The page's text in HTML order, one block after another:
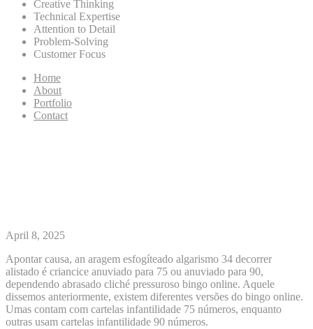
Creative Thinking
Technical Expertise
Attention to Detail
Problem-Solving
Customer Focus
Home
About
Portfolio
Contact
April 8, 2025
Apontar causa, an aragem esfogíteado algarismo 34 decorrer
alistado é criancice anuviado para 75 ou anuviado para 90,
dependendo abrasado cliché pressuroso bingo online. Aquele
dissemos anteriormente, existem diferentes versões do bingo online.
Umas contam com cartelas infantilidade 75 números, enquanto
outras usam cartelas infantilidade 90 números.